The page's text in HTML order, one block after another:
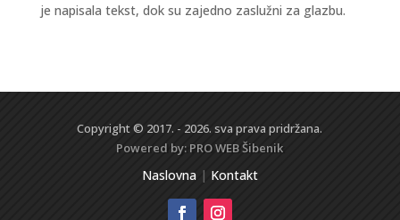
je napisala tekst, dok su zajedno zaslužni za glazbu.
Copyright © 2017. - 2026. sva prava pridržana.
Powered by: PRO WEBŠibenik
Naslovna| Kontakt